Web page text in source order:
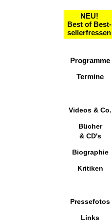
NEU!
Best of Best-
sellerfressen
Programme
Termine
Videos & Co.
Bücher
& CD's
Biographie
Kritiken
Pressefotos
Links